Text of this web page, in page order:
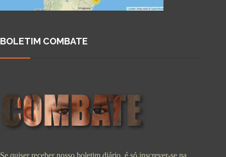
BOLETIM COMBATE
Se quiser receber nosso boletim diário, é só inscrever-se na